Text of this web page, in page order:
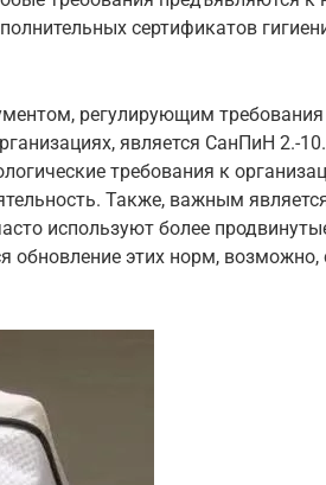
сертификатов
регулирующим
является СанПиН 2.-
требования к
Также, важным
используют более
обновление этих норм,